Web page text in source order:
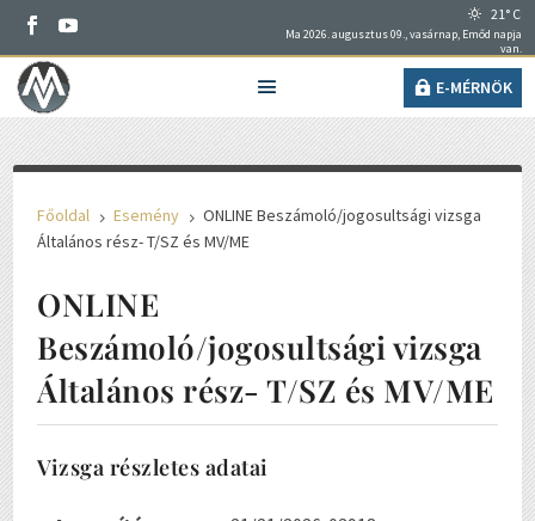
21° C
Ma 2026. augusztus 09., vasárnap, Emőd napja
van.
E-MÉRNÖK
Főoldal 5 Esemény 5 ONLINE Beszámoló/jogosultsági vizsga
Általános rész- T/SZ és MV/ME
ONLINE
Beszámoló/jogosultsági vizsga
Általános rész- T/SZ és MV/ME
Vizsga részletes adatai